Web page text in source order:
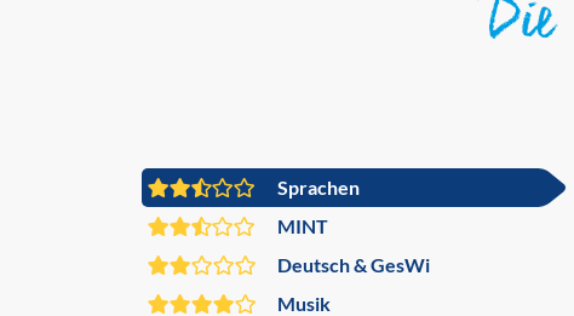
Die
Sprachen
MINT
Deutsch & GesWi
Musik